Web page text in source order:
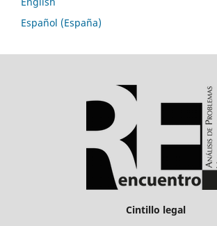
Español (España)
Cintillo legal